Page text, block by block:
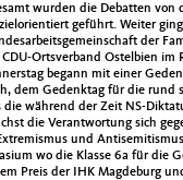
wurden die Debatten von
geführt. Weiter
der
CDU-Ortsverband Ostelbien im
begann mit einer
dem Gedenktag für die rund
die während der Zeit NS-
die Verantwortung sich
und
wo die Klasse 6a für die
Preis der IHK Magdeburg